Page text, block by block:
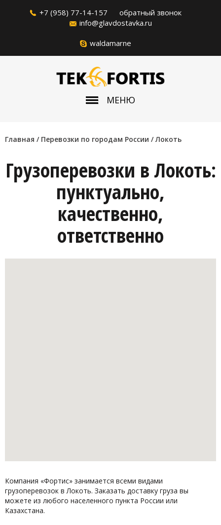
+7 (958) 77-14-157
обратный звонок
info@glavdostavka.ru
waldamarne
МЕНЮ
Главная / Перевозки по городам России /Локоть
Грузоперевозки в Локоть:
пунктуально,
качественно,
ответственно
Компания «Фортис» занимается всеми видами
грузоперевозок в Локоть. Заказать доставку груза вы
можете из любого населенного пункта России или
Казахстана.